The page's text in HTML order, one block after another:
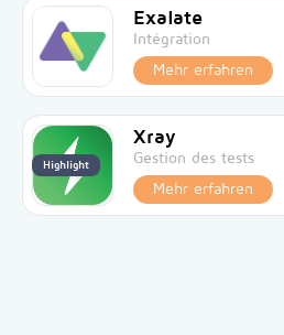
Exalate
Intégration
Mehr erfahren
Highlight
Xray
Gestion des tests
Mehr erfahren